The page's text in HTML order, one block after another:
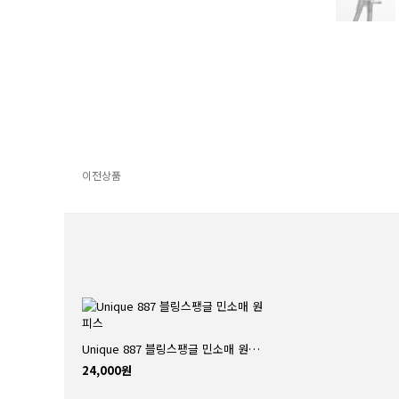
이전상품
Unique 887 블링스팽글 민소매 원피스
24,000원